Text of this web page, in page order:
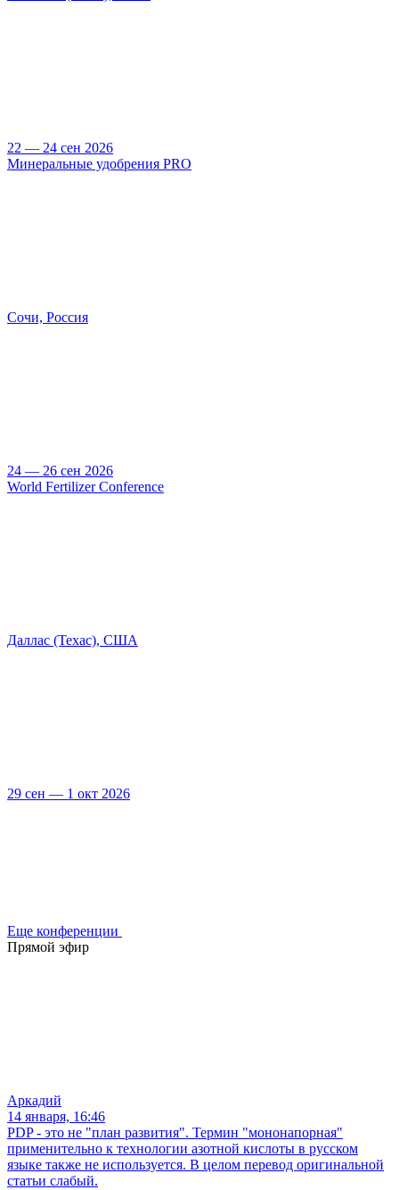
22 — 24 сен 2026
Минеральные удобрения PRO
Сочи, Россия
24 — 26 сен 2026
World Fertilizer Conference
Даллас (Техас), США
29 сен — 1 окт 2026
Еще конференции
Прямой эфир
Аркадий
14 января, 16:46
PDP - это не "план развития". Термин "мононапорная"
применительно к технологии азотной кислоты в русском
языке также не используется. В целом перевод оригинальной
статьи слабый.